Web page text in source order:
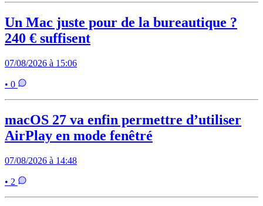
Un Mac juste pour de la bureautique ?
240 € suffisent
07/08/2026 à 15:06
• 0
macOS 27 va enfin permettre d’utiliser
AirPlay en mode fenêtré
07/08/2026 à 14:48
• 2